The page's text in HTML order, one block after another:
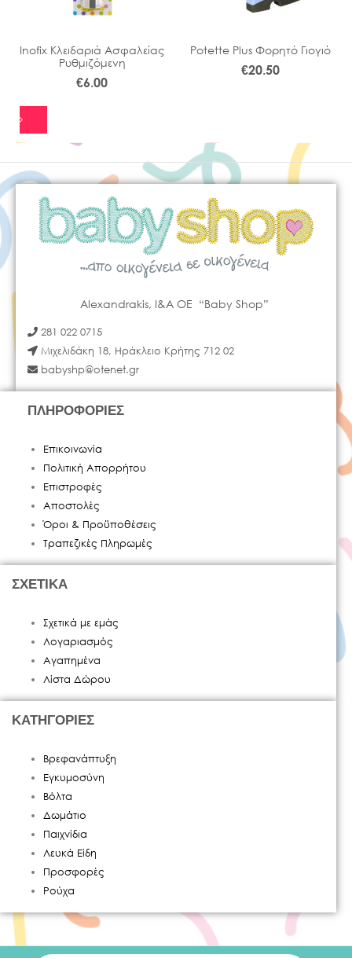
Inofix Κλειδαριά Ασφαλείας
Ρυθμιζόμενη
€6.00
Potette Plus Φορητό Γιογιό
€20.50
Alexandrakis, I&A OE “Baby Shop”
281 022 0715
Μιχελιδάκη 18, Ηράκλειο Κρήτης 712 02
babyshp@otenet.gr
ΠΛΗΡΟΦΟΡΙΕΣ
Επικοινωνία
Πολιτική Απορρήτου
Επιστροφές
Αποστολές
Όροι & Προϋποθέσεις
Τραπεζικές Πληρωμές
ΣΧΕΤΙΚΑ
Σχετικά με εμάς
Λογαριασμός
Αγαπημένα
Λίστα Δώρου
ΚΑΤΗΓΟΡΙΕΣ
Βρεφανάπτυξη
Εγκυμοσύνη
Βόλτα
Δωμάτιο
Παιχνίδια
Λευκά Είδη
Προσφορές
Ρούχα